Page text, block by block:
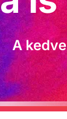
A